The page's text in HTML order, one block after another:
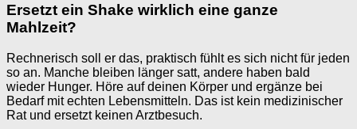
Ersetzt ein Shake wirklich eine ganze
Mahlzeit?
Rechnerisch soll er das, praktisch fühlt es sich nicht für jeden
so an. Manche bleiben länger satt, andere haben bald
wieder Hunger. Höre auf deinen Körper und ergänze bei
Bedarf mit echten Lebensmitteln. Das ist kein medizinischer
Rat und ersetzt keinen Arztbesuch.